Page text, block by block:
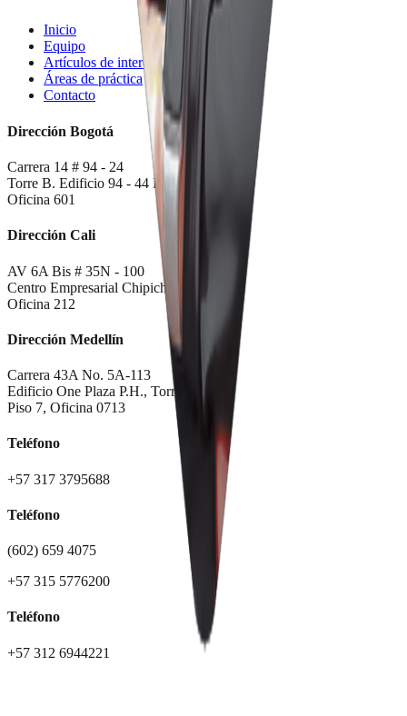
Inicio
Equipo
Artículos de interés
Áreas de práctica
Contacto
Dirección Bogotá
Carrera 14 # 94 - 24
Torre B. Edificio 94 - 44 PH
Oficina 601
Dirección Cali
AV 6A Bis # 35N - 100
Centro Empresarial Chipichape
Oficina 212
Dirección Medellín
Carrera 43A No. 5A-113
Edificio One Plaza P.H., Torre Sur
Piso 7, Oficina 0713
Teléfono
+57 317 3795688
Teléfono
(602) 659 4075
+57 315 5776200
Teléfono
+57 312 6944221